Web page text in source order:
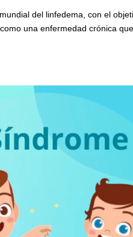
del linfedema, con el
una enfermedad crónica